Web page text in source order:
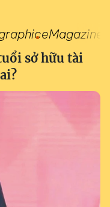
eMagazine
sở hữu tài